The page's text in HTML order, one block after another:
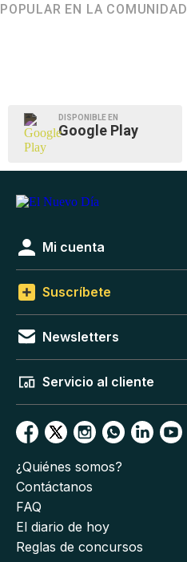
POPULAR EN LA COMUNIDAD
DISPONIBLE EN
Google Play
Mi cuenta
Suscríbete
Newsletters
Servicio al cliente
¿Quiénes somos?
Contáctanos
FAQ
El diario de hoy
Reglas de concursos